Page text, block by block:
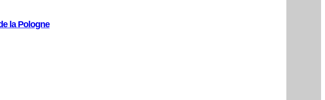
la Pologne